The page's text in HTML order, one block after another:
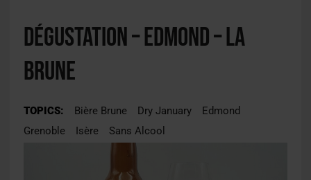
Dégustation – Edmond – La
Brune
TOPICS: Bière Brune Dry January
Edmond
Grenoble
Isère Sans Alcool